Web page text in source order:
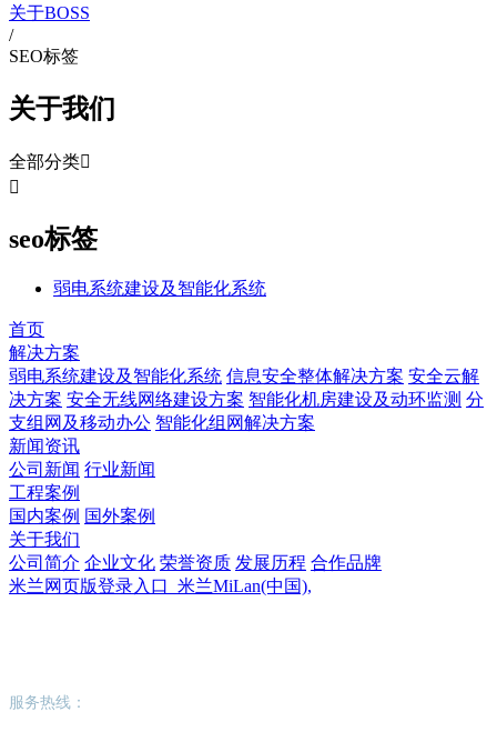
关于BOSS
/
SEO标签
关于我们
全部分类

seo标签
弱电系统建设及智能化系统
首页
解决方案
弱电系统建设及智能化系统 信息安全整体解决方案 安全云解
决方案 安全无线网络建设方案 智能化机房建设及动环监测 分
支组网及移动办公 智能化组网解决方案
新闻资讯
公司新闻 行业新闻
工程案例
国内案例 国外案例
关于我们
公司简介 企业文化 荣誉资质 发展历程 合作品牌
米兰网页版登录入口_米兰MiLan(中国),
服务热线：